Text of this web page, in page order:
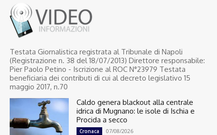
Testata Giornalistica registrata al Tribunale di Napoli
(Registrazione n. 38 del 18/07/2013) Direttore responsabile:
Pier Paolo Petino - Iscrizione al ROC N°23979 Testata
beneficiaria dei contributi di cui al decreto legislativo 15
maggio 2017, n.70
Caldo genera blackout alla centrale
idrica di Mugnano: le isole di Ischia e
Procida a secco
Cronaca 07/08/2026